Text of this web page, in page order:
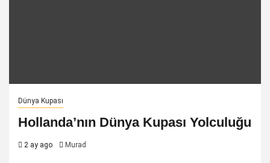
Dünya Kupası
Hollanda’nın Dünya Kupası Yolculuğu
2 ay ago Murad